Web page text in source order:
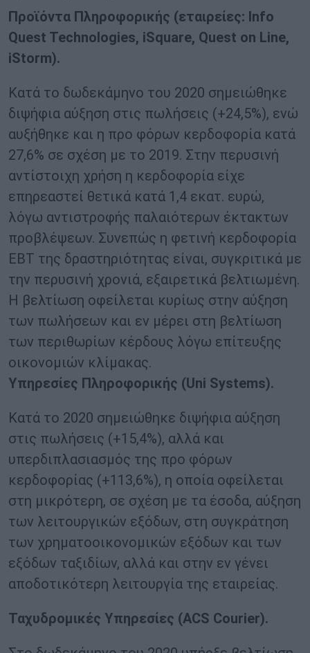
Προϊόντα Πληροφορικής (εταιρείες: Info
Quest Technologies, iSquare, Quest on Line,
iStorm).
Κατά το δωδεκάμηνο του 2020 σημειώθηκε
διψήφια αύξηση στις πωλήσεις (+24,5%), ενώ
αυξήθηκε και η προ φόρων κερδοφορία κατά
27,6% σε σχέση με το 2019. Στην περυσινή
αντίστοιχη χρήση η κερδοφορία είχε
επηρεαστεί θετικά κατά 1,4 εκατ. ευρώ,
λόγω αντιστροφής παλαιότερων έκτακτων
προβλέψεων. Συνεπώς η φετινή κερδοφορία
ΕΒΤ της δραστηριότητας είναι, συγκριτικά με
την περυσινή χρονιά, εξαιρετικά βελτιωμένη.
Η βελτίωση οφείλεται κυρίως στην αύξηση
των πωλήσεων και εν μέρει στη βελτίωση
των περιθωρίων κέρδους λόγω επίτευξης
οικονομιών κλίμακας.
Υπηρεσίες Πληροφορικής (Uni Systems).
Κατά το 2020 σημειώθηκε διψήφια αύξηση
στις πωλήσεις (+15,4%), αλλά και
υπερδιπλασιασμός της προ φόρων
κερδοφορίας (+113,6%), η οποία οφείλεται
στη μικρότερη, σε σχέση με τα έσοδα, αύξηση
των λειτουργικών εξόδων, στη συγκράτηση
των χρηματοοικονομικών εξόδων και των
εξόδων ταξιδίων, αλλά και στην εν γένει
αποδοτικότερη λειτουργία της εταιρείας.
Ταχυδρομικές Υπηρεσίες (ACS Courier).